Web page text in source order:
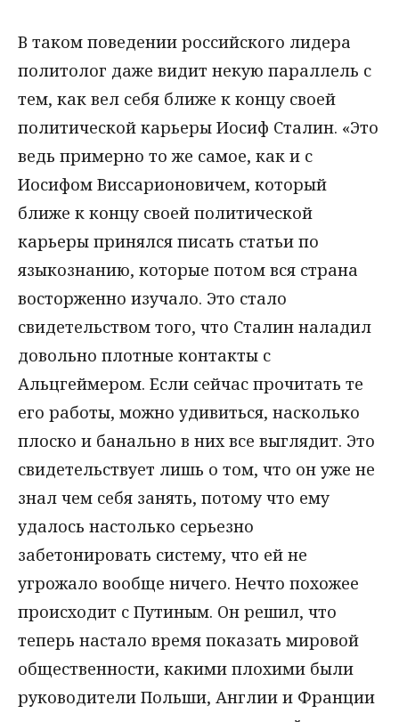
В таком поведении российского лидера
политолог даже видит некую параллель с
тем, как вел себя ближе к концу своей
политической карьеры Иосиф Сталин. «Это
ведь примерно то же самое, как и с
Иосифом Виссарионовичем, который
ближе к концу своей политической
карьеры принялся писать статьи по
языкознанию, которые потом вся страна
восторженно изучало. Это стало
свидетельством того, что Сталин наладил
довольно плотные контакты с
Альцгеймером. Если сейчас прочитать те
его работы, можно удивиться, насколько
плоско и банально в них все выглядит. Это
свидетельствует лишь о том, что он уже не
знал чем себя занять, потому что ему
удалось настолько серьезно
забетонировать систему, что ей не
угрожало вообще ничего. Нечто похожее
происходит с Путиным. Он решил, что
теперь настало время показать мировой
общественности, какими плохими были
руководители Польши, Англии и Франции